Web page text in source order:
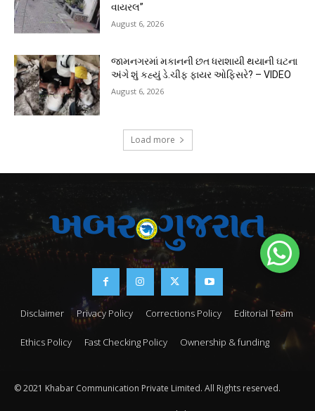
વાયરલ”
August 6, 2026
જામનગરમાં મકાનની છત ધરાશાયી થયાની ઘટના
અંગે શું કહ્યું ડે.ચીફ ફાયર ઓફિસરે? – VIDEO
August 6, 2026
Load more
Disclaimer Privacy Policy Corrections Policy Editorial Team
Ethics Policy Fast Checking Policy Ownership & funding
© 2021 Khabar Communication Private Limited. All Rights reserved.